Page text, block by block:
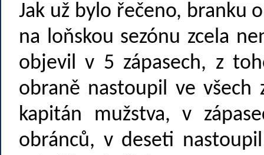
Jak už bylo řečeno, branku
na loňskou sezónu zcela
objevil v 5 zápasech, z
obraně nastoupil ve všech
kapitán mužstva, v
obránců, v deseti